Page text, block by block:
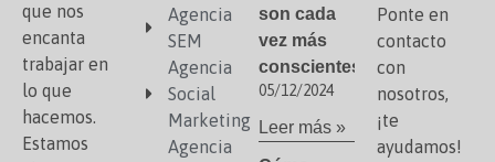
que nos
encanta
trabajar en
lo que
hacemos.
Estamos
Agencia
SEM
Agencia
Social
Marketing
Agencia
son cada
vez más
conscientes
05/12/2024
Leer más »
Ponte en
contacto
con
nosotros,
¡te
ayudamos!